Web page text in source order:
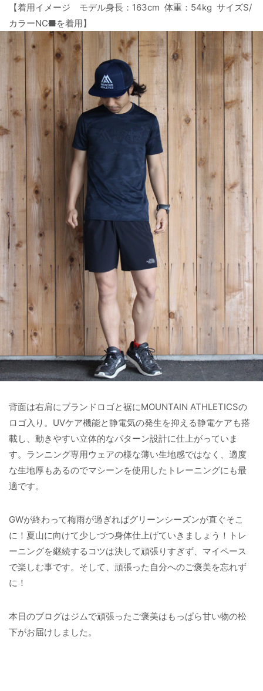
【着用イメージ モデル身長：163cm 体重：54kg サイズS/
カラーNC■を着用】
背面は右肩にブランドロゴと裾にMOUNTAIN ATHLETICSの
ロゴ入り。UVケア機能と静電気の発生を抑える静電ケアも搭
載し、動きやすい立体的なパターン設計に仕上がっていま
す。ランニング専用ウェアの様な薄い生地感ではなく、適度
な生地厚もあるのでマシーンを使用したトレーニングにも最
適です。
GWが終わって梅雨が過ぎればグリーンシーズンが直ぐそこ
に！夏山に向けて少しづつ身体仕上げていきましょう！トレ
ーニングを継続するコツは決して頑張りすぎず、マイペース
で楽しむ事です。そして、頑張った自分へのご褒美を忘れず
に！
本日のブログはジムで頑張ったご褒美はもっぱら甘い物の松
下がお届けしました。